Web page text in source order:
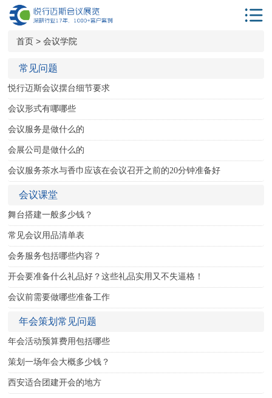
会议酒店
年会策划
相关服务
客户案例
会议学院
关于我们
联系我们
首页> 会议学院
常见问题
悦行迈斯会议摆台细节要求
会议形式有哪哪些
会议服务是做什么的
会展公司是做什么的
会议服务茶水与香巾应该在会议召开之前的20分钟准备好
会议课堂
舞台搭建一般多少钱？
常见会议用品清单表
会务服务包括哪些内容？
开会要准备什么礼品好？这些礼品实用又不失逼格！
会议前需要做哪些准备工作
年会策划常见问题
年会活动预算费用包括哪些
策划一场年会大概多少钱？
西安适合团建开会的地方